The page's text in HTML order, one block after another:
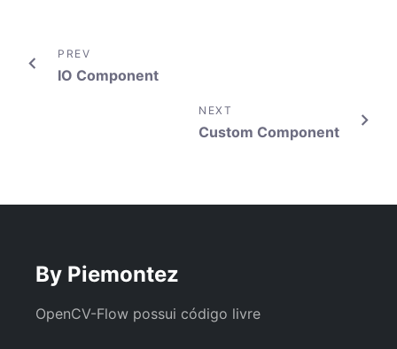
PREV
IO Component
NEXT
Custom Component
By Piemontez
OpenCV-Flow possui código livre